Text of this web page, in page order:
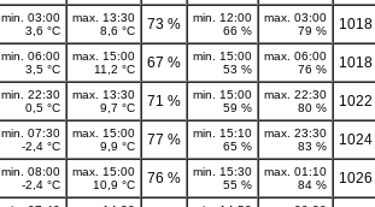
min. 03:00
3,6 °C
max. 13:30
8,6 °C
73 %
min. 12:00
66 %
max. 03:00
79 %
min. 06:00
3,5 °C
max. 15:00
11,2 °C
67 %
min. 15:00
53 %
max. 06:00
76 %
min. 22:30
0,5 °C
max. 13:30
9,7 °C
71 %
min. 15:00
59 %
max. 22:30
80 %
min. 07:30
-2,4 °C
max. 15:00
9,9 °C
77 %
min. 15:10
65 %
max. 23:30
83 %
min. 08:00
-2,4 °C
max. 15:00
10,9 °C
76 %
min. 15:30
55 %
max. 01:10
84 %